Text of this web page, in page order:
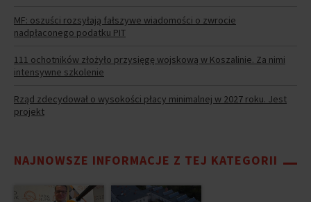
MF: oszuści rozsyłają fałszywe wiadomości o zwrocie
nadpłaconego podatku PIT
111 ochotników złożyło przysięgę wojskową w Koszalinie. Za nimi
intensywne szkolenie
Rząd zdecydował o wysokości płacy minimalnej w 2027 roku. Jest
projekt
NAJNOWSZE INFORMACJE Z TEJ KATEGORII